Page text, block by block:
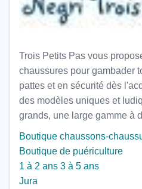
Trois Petits Pas vous
chaussures pour gambader
pattes et en sécurité dès
des modèles uniques et
grands, une large gamme à
Boutique chaussons-
Boutique de puériculture
1 à 2 ans 3 à 5 ans
Jura